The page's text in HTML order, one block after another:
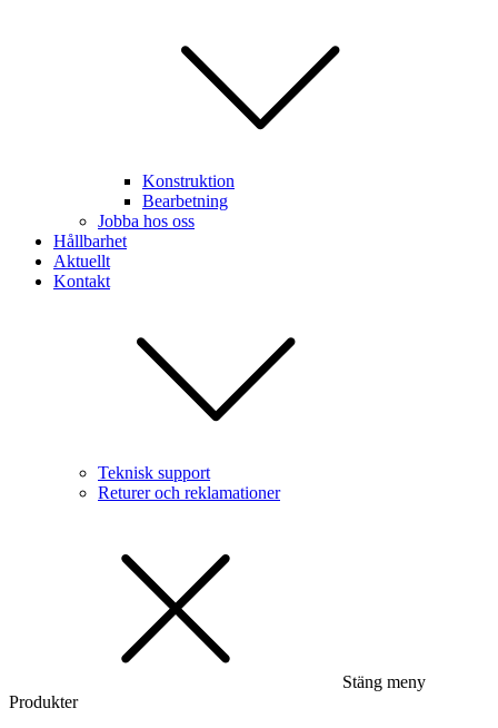
Konstruktion
Bearbetning
Jobba hos oss
Hållbarhet
Aktuellt
Kontakt
Teknisk support
Returer och reklamationer
Stäng meny
Produkter